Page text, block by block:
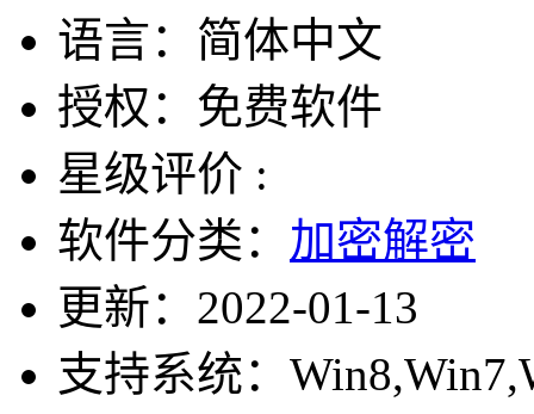
语言： 简体中文
授权： 免费软件
星级评价 :
软件分类： 加密解密
更新： 2022-01-13
支持系统：